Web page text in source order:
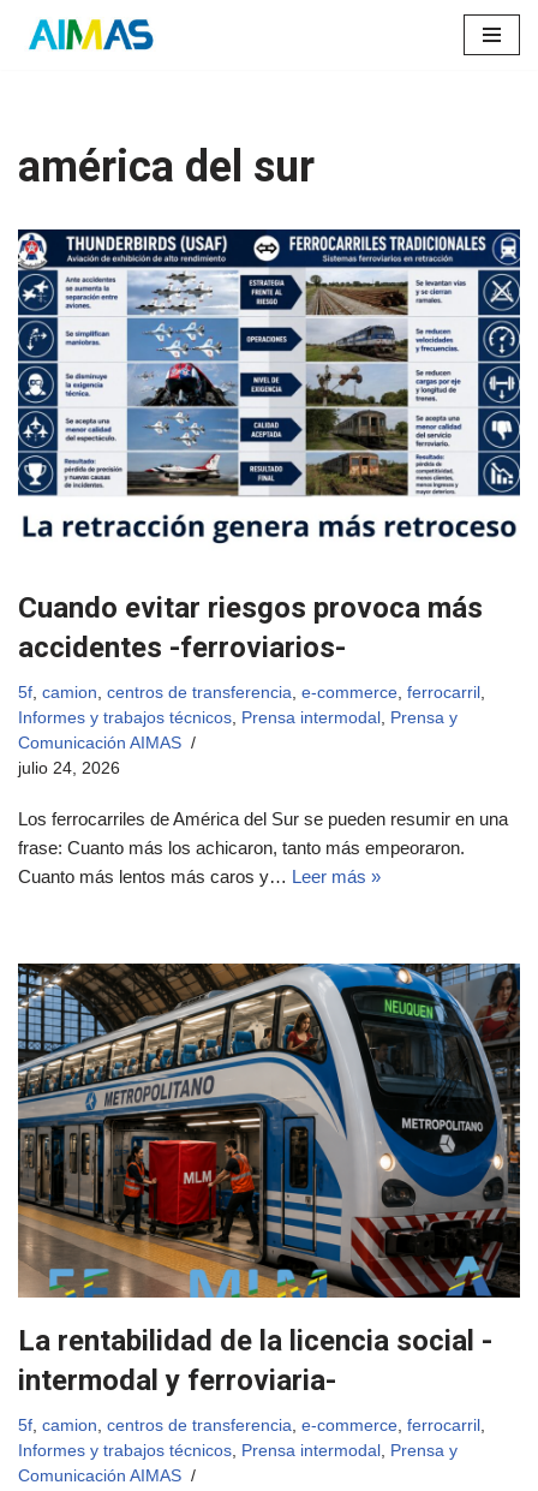
américa del sur
Cuando evitar riesgos provoca más
accidentes -ferroviarios-
5f camion centros de transferencia e-commerce ferrocarril
Informes y trabajos técnicos Prensa intermodal Prensa y
Comunicación AIMAS
julio 24, 2026
Los ferrocarriles de América del Sur se pueden resumir en una
frase: Cuanto más los achicaron, tanto más empeoraron.
Cuanto más lentos más caros y… Leer más »
La rentabilidad de la licencia social -
intermodal y ferroviaria-
5f, camion, centros de transferencia, e-commerce, ferrocarril ,
Informes y trabajos técnicos, Prensa intermodal , Prensa y
Comunicación AIMAS